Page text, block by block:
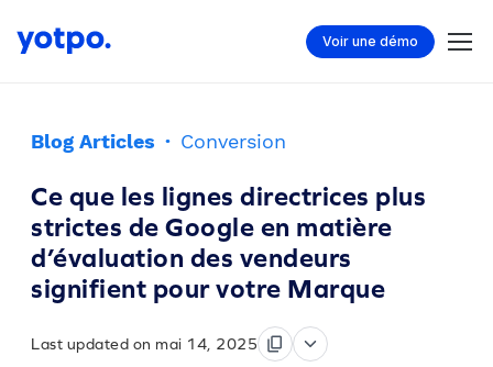
Voir une démo
Blog Articles · Conversion
Ce que les lignes directrices plus
strictes de Google en matière
d’évaluation des vendeurs
signifient pour votre Marque
Last updated on mai 14, 2025